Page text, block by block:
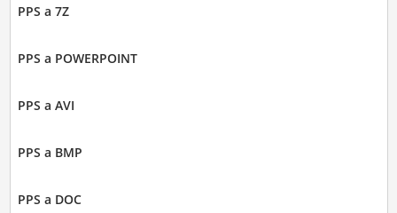
PPS a 7Z
PPS a POWERPOINT
PPS a AVI
PPS a BMP
PPS a DOC